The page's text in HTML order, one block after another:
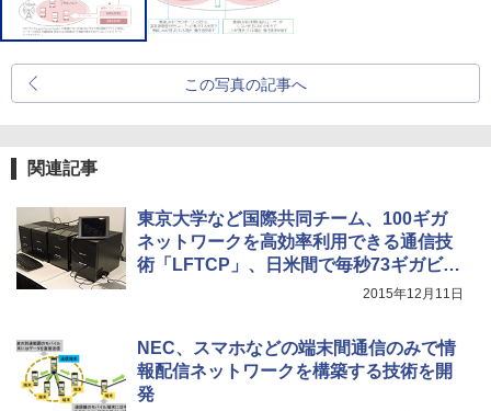
この写真の記事へ
関連記事
東京大学など国際共同チーム、100ギガ
ネットワークを高効率利用できる通信技
術「LFTCP」、日米間で毎秒73ギガビッ
2015年12月11日
NEC、スマホなどの端末間通信のみで情
報配信ネットワークを構築する技術を開
発